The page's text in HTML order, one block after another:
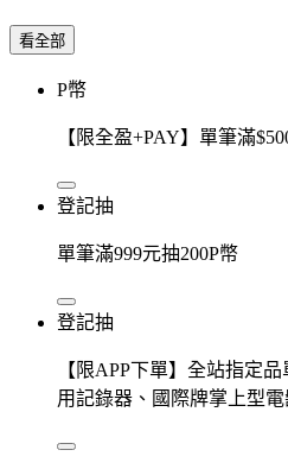
看全部
P幣
【限全盈+PAY】單筆滿
登記抽
單筆滿999元抽200P幣
登記抽
【限APP下單】全站指定
用記錄器、國際牌掌上型